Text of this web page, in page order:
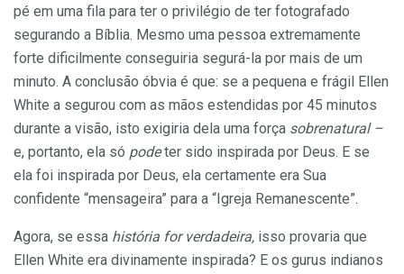
pé em uma fila para ter o privilégio de ter fotografado
segurando a Bíblia. Mesmo uma pessoa extremamente
forte dificilmente conseguiria segurá-la por mais de um
minuto. A conclusão óbvia é que: se a pequena e frágil Ellen
White a segurou com as mãos estendidas por 45 minutos
durante a visão, isto exigiria dela uma força sobrenatural –
e, portanto, ela só podeter sido inspirada por Deus. E se
ela foi inspirada por Deus, ela certamente era Sua
confidente “mensageira” para a “Igreja Remanescente”.
Agora, se essa história for verdadeira, isso provaria que
Ellen White era divinamente inspirada? E os gurus indianos